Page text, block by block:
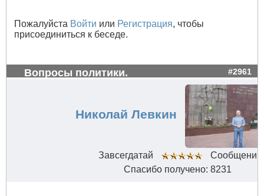
Пожалуйста Войти или Регистрация, чтобы
присоединиться к беседе.
Вопросы политики. #2961
Николай Левкин
Завсегдатай
Спасибо получено: 8231